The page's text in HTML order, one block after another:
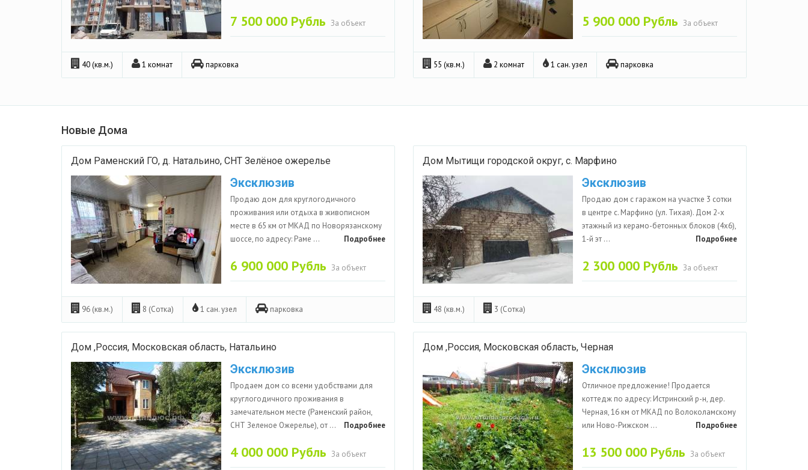
7 500 000 Рубль За объект
40 (кв.м.) 1 комнат парковка
5 900 000 Рубль За объект
55 (кв.м.) 2 комнат 1 сан. узел парковка
Новые Дома
Дом Раменский ГО, д. Натальино, СНТ Зелёное ожерелье
Эксклюзив
Продаю дом для круглогодичного
проживания или отдыха в живописном
месте в 65 км от МКАД по Новорязанскому
шоссе, по адресу: Раме ...
Подробнее
6 900 000 Рубль За объект
96 (кв.м.) 8 (Сотка) 1 сан. узел парковка
Дом Мытищи городской округ, с. Марфино
Эксклюзив
Продаю дом с гаражом на участке 3 сотки
в центре с. Марфино (ул. Тихая). Дом 2-х
этажный из керамо-бетонных блоков (4х6),
1-й эт ...
Подробнее
2 300 000 Рубль За объект
48 (кв.м.) 3 (Сотка)
Дом ,Россия, Московская область, Натальино
Эксклюзив
Продаем дом со всеми удобствами для
круглогодичного проживания в
замечательном месте (Раменский район,
СНТ Зеленое Ожерелье), от ...
Подробнее
4 000 000 Рубль За объект
Дом ,Россия, Московская область, Черная
Эксклюзив
Отличное предложение! Продается
коттедж по адресу: Истринский р-н, дер.
Черная, 16 км от МКАД по Волоколамскому
или Ново-Рижском ...
Подробнее
13 500 000 Рубль За объект